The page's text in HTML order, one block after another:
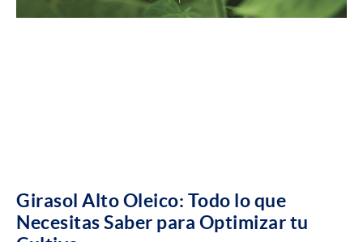
Girasol Alto Oleico: Todo lo que
Necesitas Saber para Optimizar tu